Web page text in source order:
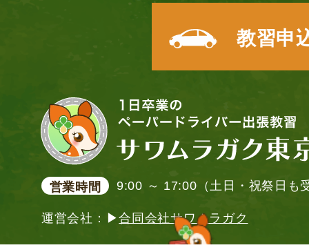
教習申
営業時間 9:00 ～ 17:00（土日・祝祭日も
運営会社：▶合同会社サワムラガク